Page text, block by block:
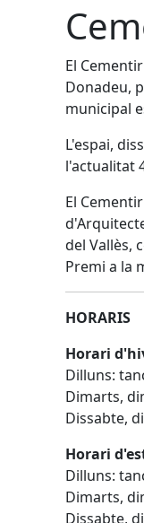
El
Donadeu,
municipal
L'espai,
l'actualitat
El
del Vallès,
Premi a la
HORARIS
Horari
Dilluns:
Dimarts,
Dissabte,
Horari
Dilluns:
Dimarts,
Dissabte,